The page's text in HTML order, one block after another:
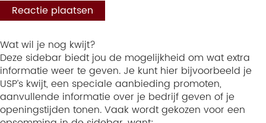
Wat wil je nog kwijt?
Deze sidebar biedt jou de mogelijkheid om wat extra
informatie weer te geven. Je kunt hier bijvoorbeeld je
USP’s kwijt, een speciale aanbieding promoten,
aanvullende informatie over je bedrijf geven of je
openingstijden tonen. Vaak wordt gekozen voor een